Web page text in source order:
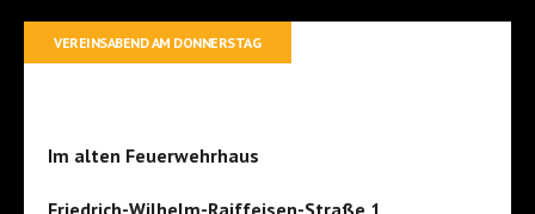
VEREINSABEND AM DONNERSTAG
Im alten Feuerwehrhaus
Friedrich-Wilhelm-Raiffeisen-Straße 1